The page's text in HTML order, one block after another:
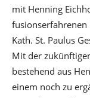
mit Henning
fusionserfahrenen
Kath. St. Paulus
Mit der
bestehend aus
einem noch zu